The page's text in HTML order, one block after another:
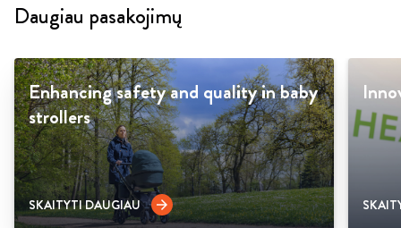
Daugiau pasakojimų
Enhancing safety and quality in baby
strollers
SKAITYTI DAUGIAU arrow_forward